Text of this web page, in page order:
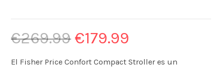
€269.99 €179.99
El Fisher Price Confort Compact Stroller es un